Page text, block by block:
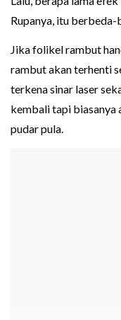
Rupanya, itu berbeda-
Jika folikel rambut
rambut akan terhenti
terkena sinar laser
kembali tapi biasanya
pudar pula.